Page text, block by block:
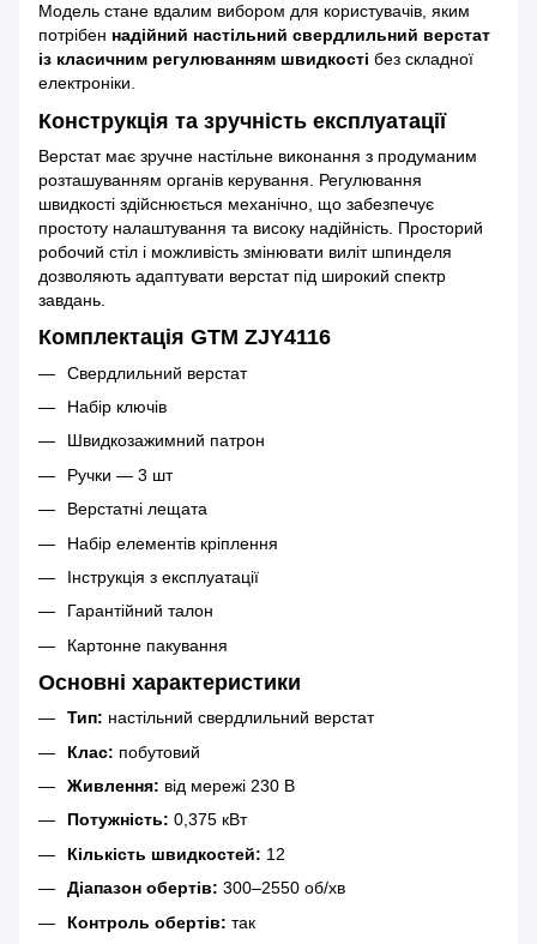
Модель стане вдалим вибором для користувачів, яким
потрібен надійний настільний свердлильний верстат
із класичним регулюванням швидкості без складної
електроніки.
Конструкція та зручність експлуатації
Верстат має зручне настільне виконання з продуманим
розташуванням органів керування. Регулювання
швидкості здійснюється механічно, що забезпечує
простоту налаштування та високу надійність. Просторий
робочий стіл і можливість змінювати виліт шпинделя
дозволяють адаптувати верстат під широкий спектр
завдань.
Комплектація GTM ZJY4116
Свердлильний верстат
Набір ключів
Швидкозажимний патрон
Ручки — 3 шт
Верстатні лещата
Набір елементів кріплення
Інструкція з експлуатації
Гарантійний талон
Картонне пакування
Основні характеристики
Тип: настільний свердлильний верстат
Клас: побутовий
Живлення: від мережі 230 В
Потужність: 0,375 кВт
Кількість швидкостей: 12
Діапазон обертів: 300–2550 об/хв
Контроль обертів: так